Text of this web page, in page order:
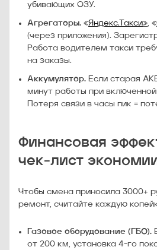
убивающих ОЗУ.
Агрегаторы. «Яндекс.Такси», «
(через приложения).
Работа водителем такси
на заказы.
Аккумулятор. Если старая
минут работы при
Потеря связи в часы пик =
Финансовая
чек-лист
Чтобы смена приносила 3000+
ремонт, считайте каждую
Газовое оборудование (ГБО).
от 200 км, установка 4-го